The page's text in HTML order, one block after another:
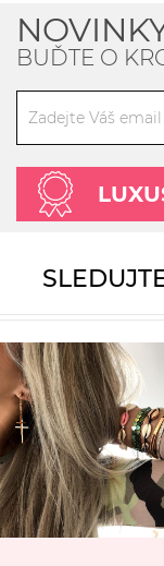
BUĎTE O